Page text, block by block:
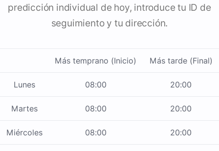
predicción individual de hoy, introduce tu ID de
seguimiento y tu dirección.
Más temprano (Inicio) Más tarde (Final)
Lunes 08:00 20:00
Martes 08:00 20:00
Miércoles 08:00 20:00